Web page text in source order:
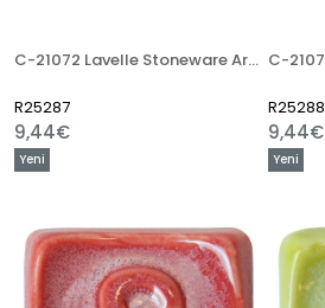
C-21072 Lavelle Stoneware Artistik Sır
R25287
9,44€
R25288
9,44€
Yeni
Yeni